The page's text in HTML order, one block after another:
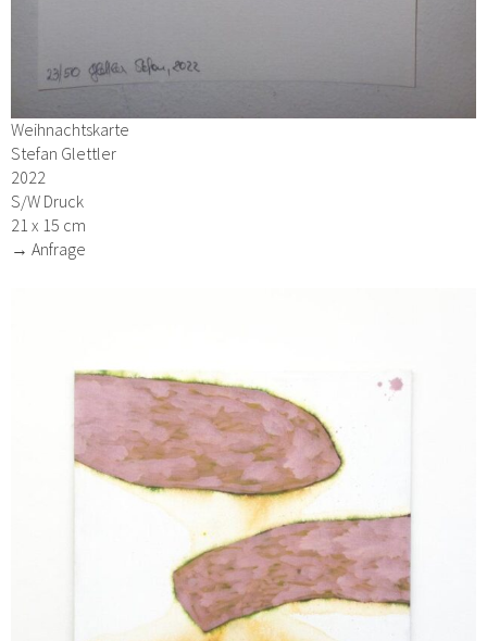
Weihnachtskarte
Stefan Glettler
2022
S/W Druck
21 x 15 cm
→ Anfrage